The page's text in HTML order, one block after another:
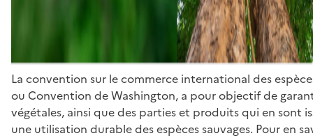
La convention sur le commerce international des
ou Convention de Washington, a pour objectif de
végétales, ainsi que des parties et produits qui en sont
une utilisation durable des espèces sauvages. Pour en